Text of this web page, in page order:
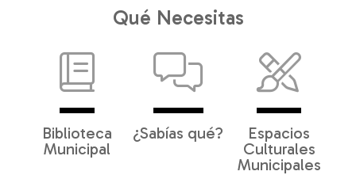
Qué Necesitas
Biblioteca
Municipal
¿Sabías qué?
Espacios
Culturales
Municipales